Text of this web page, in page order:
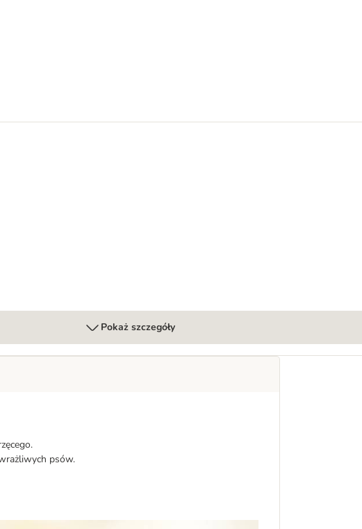
oraz kwiatami chmielu
Pokaż szczegóły
psów.